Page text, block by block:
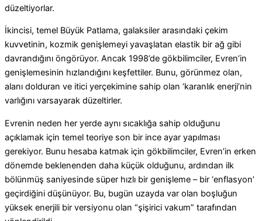
düzeltiyorlar.
İkincisi, temel Büyük Patlama, galaksiler arasındaki çekim
kuvvetinin, kozmik genişlemeyi yavaşlatan elastik bir ağ gibi
davrandığını öngörüyor. Ancak 1998’de gökbilimciler, Evren’in
genişlemesinin hızlandığını keşfettiler. Bunu, görünmez olan,
alanı dolduran ve itici yerçekimine sahip olan ‘karanlık enerji’nin
varlığını varsayarak düzeltirler.
Evrenin neden her yerde aynı sıcaklığa sahip olduğunu
açıklamak için temel teoriye son bir ince ayar yapılması
gerekiyor. Bunu hesaba katmak için gökbilimciler, Evren’in erken
dönemde beklenenden daha küçük olduğunu, ardından ilk
bölünmüş saniyesinde süper hızlı bir genişleme – bir ‘enflasyon’
geçirdiğini düşünüyor. Bu, bugün uzayda var olan boşluğun
yüksek enerjili bir versiyonu olan “şişirici vakum” tarafından